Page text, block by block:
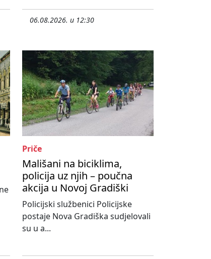
06.08.2026. u 12:30
Priče
Mališani na biciklima,
policija uz njih – poučna
akcija u Novoj Gradiški
Policijski službenici Policijske
postaje Nova Gradiška sudjelovali
su u a...